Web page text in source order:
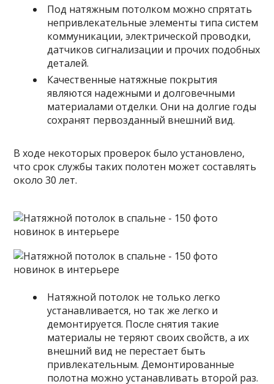
Под натяжным потолком можно спрятать
непривлекательные элементы типа систем
коммуникации, электрической проводки,
датчиков сигнализации и прочих подобных
деталей.
Качественные натяжные покрытия
являются надежными и долговечными
материалами отделки. Они на долгие годы
сохранят первозданный внешний вид.
В ходе некоторых проверок было установлено,
что срок службы таких полотен может составлять
около 30 лет.
Натяжной потолок не только легко
устанавливается, но так же легко и
демонтируется. После снятия такие
материалы не теряют своих свойств, а их
внешний вид не перестает быть
привлекательным. Демонтированные
полотна можно устанавливать второй раз.